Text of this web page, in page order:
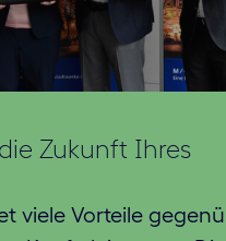
Zukunft Ihres
viele Vorteile